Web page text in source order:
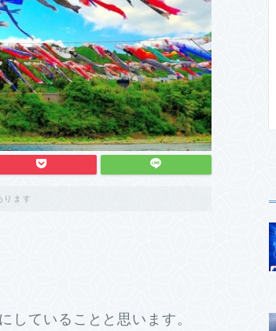
ります
していることと思います。